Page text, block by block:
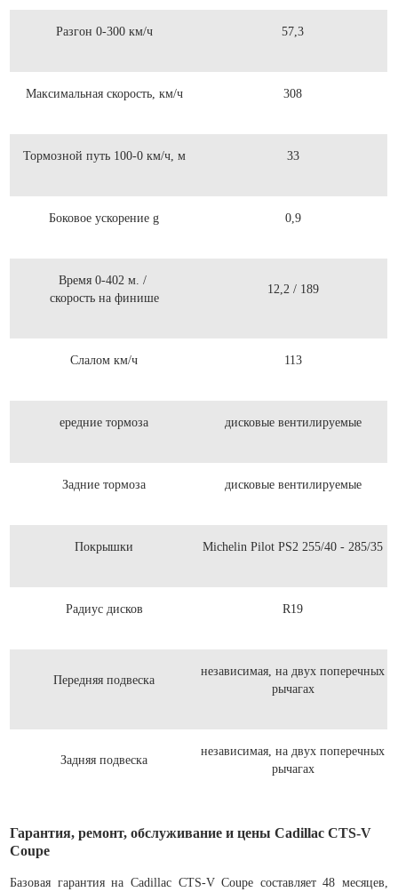
Разгон 0-300 км/ч 57,3
Максимальная скорость, км/ч 308
Тормозной путь 100-0 км/ч, м 33
Боковое ускорение g 0,9
Время 0-402 м. /
скорость на финише
12,2 / 189
Слалом км/ч 113
ередние тормоза дисковые вентилируемые
Задние тормоза дисковые вентилируемые
Покрышки Michelin Pilot PS2 255/40 - 285/35
Радиус дисков R19
Передняя подвеска
независимая, на двух поперечных
рычагах
Задняя подвеска
независимая, на двух поперечных
рычагах
Гарантия, ремонт, обслуживание и цены Cadillac CTS-V
Coupe
Базовая гарантия на Cadillac CTS-V Coupe составляет 48 месяцев,